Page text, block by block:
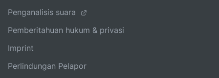
Penganalisis suara
Pemberitahuan hukum & privasi
Imprint
Perlindungan Pelapor